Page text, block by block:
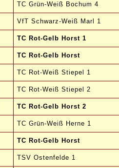
TC Grün-Weiß Bochum 4
VfT Schwarz-Weiß Marl 1
TC Rot-Gelb Horst 1
TC Rot-Gelb Horst
TC Rot-Weiß Stiepel 1
TC Rot-Weiß Stiepel 2
TC Rot-Gelb Horst 2
TC Grün-Weiß Herne 1
TC Rot-Gelb Horst
TSV Ostenfelde 1